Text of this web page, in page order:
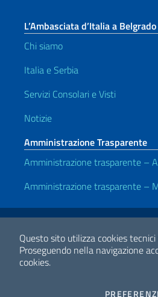
Questo sito utilizza cookies
Proseguendo nella navigazione
cookies.
L’Ambasciata d’Italia a Belgrado
Chi siamo
Italia e Serbia
Servizi Consolari e Visti
Notizie
Amministrazione Trasparente
Amministrazione trasparente –
Amministrazione trasparente –
Link Utili